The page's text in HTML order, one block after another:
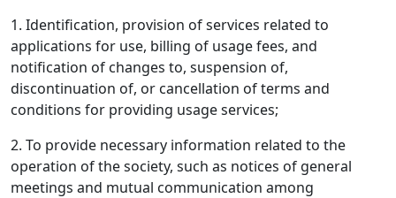
1. Identification, provision of services related to
applications for use, billing of usage fees, and
notification of changes to, suspension of,
discontinuation of, or cancellation of terms and
conditions for providing usage services;
2. To provide necessary information related to the
operation of the society, such as notices of general
meetings and mutual communication among